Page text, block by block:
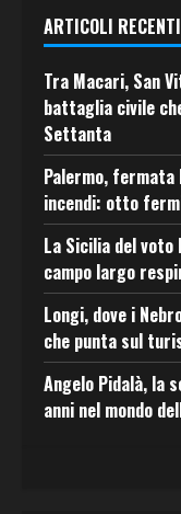
ARTICOLI RECENTI
Tra Macari, San
battaglia civile
Settanta
Palermo, fermata
incendi: otto
La Sicilia del
campo largo
Longi, dove i
che punta sul
Angelo Pidalà, la
anni nel mondo